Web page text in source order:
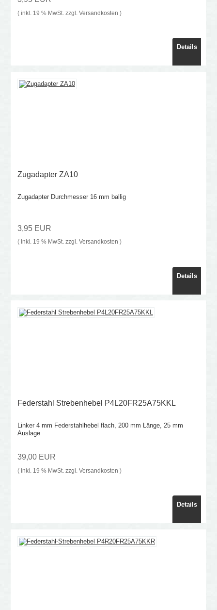
( inkl. 19 % MwSt. zzgl. Versandkosten )
Details
Zugadapter ZA10
Zugadapter Durchmesser 16 mm ballig
3,95 EUR
( inkl. 19 % MwSt. zzgl. Versandkosten )
Details
Federstahl Strebenhebel P4L20FR25A75KKL
Linker 4 mm Federstahlhebel flach, 200 mm Länge, 25 mm
Auslage
39,00 EUR
( inkl. 19 % MwSt. zzgl. Versandkosten )
Details